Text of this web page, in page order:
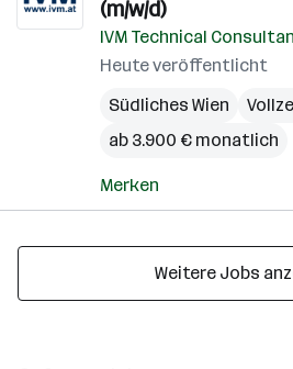
(m/w/d)
IVM Technical
Heute veröffentlicht
Südliches Wien
ab 3.900 € monatlich
Merken
Weitere Jobs